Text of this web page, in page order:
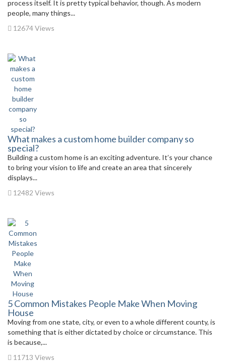
process itself. It is pretty typical behavior, though. As modern
people, many things...
12674 Views
What makes a custom home builder company so
special?
Building a custom home is an exciting adventure. It’s your chance
to bring your vision to life and create an area that sincerely
displays...
12482 Views
5 Common Mistakes People Make When Moving
House
Moving from one state, city, or even to a whole different county, is
something that is either dictated by choice or circumstance. This
is because,...
11713 Views